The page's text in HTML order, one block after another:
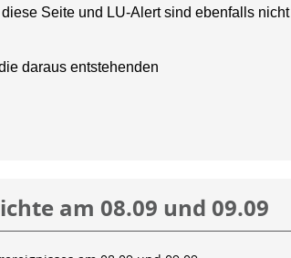
Seite und LU-Alert sind ebenfalls nicht
daraus entstehenden
am 08.09 und 09.09